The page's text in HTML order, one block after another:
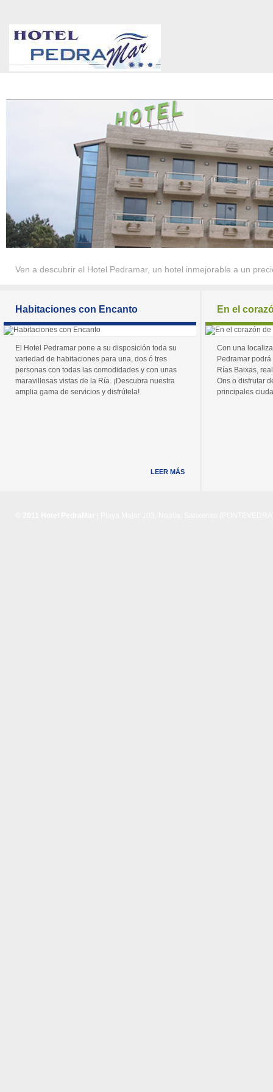
Ven a descubrir el Hotel Pedramar, un hotel inmejorable a un
Habitaciones con Encanto
El Hotel Pedramar pone a su disposición toda su
variedad de habitaciones para una, dos ó tres
personas con todas las comodidades y con unas
maravillosas vistas de la Ría. ¡Descubra nuestra
amplia gama de servicios y disfrútela!
LEER MÁS
En el
Con una
Pedramar
Rías Baixas,
Ons o disfrutar
principales